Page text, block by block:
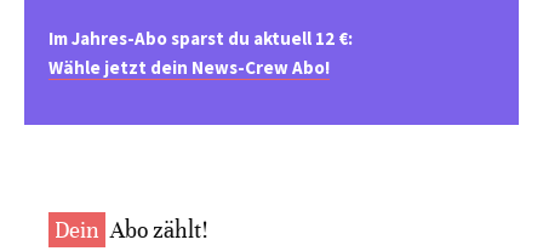
Im Jahres-Abo sparst du aktuell 12 €:
Wähle jetzt dein News-Crew Abo!
Dein Abo zählt!